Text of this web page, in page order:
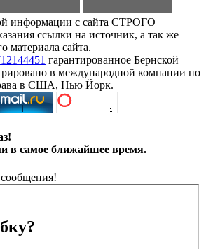
информации с сайта СТРОГО
ссылки на источник, а так же
материала сайта.
гарантированное Бернской
в международной компании по
в США, Нью Йорк.
в самое ближайшее время.